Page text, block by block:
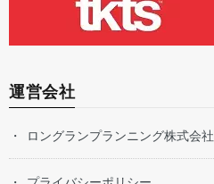
運営会社
ロングランプランニング株式会社